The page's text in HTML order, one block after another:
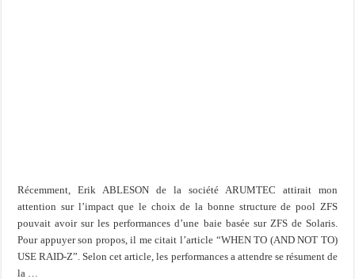
Récemment, Erik ABLESON de la société ARUMTEC attirait mon
attention sur l’impact que le choix de la bonne structure de pool ZFS
pouvait avoir sur les performances d’une baie basée sur ZFS de Solaris.
Pour appuyer son propos, il me citait l’article “WHEN TO (AND NOT TO)
USE RAID-Z”. Selon cet article, les performances a attendre se résument de
la …